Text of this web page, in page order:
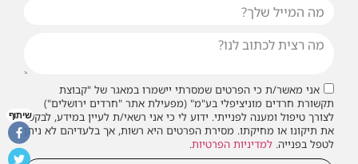
אני מאשר/ת כי הפרטים שמסרתי יישמרו במאגר של "קבוצת
תקשורת חרדים מוניציפלי בע"מ" (מפעילת אתר "חרדים ירושלים")
לצורך טיפול ומענה לפנייתי. ידוע לי כי אני רשאי/ת לעיין במידע, לבקש
את תיקונו או מחיקתו. מסירת הפרטים היא רשות, אך בלעדיהם לא ניתן
לטפל בפנייה. למדיניות הפרטיות.
שיתוף